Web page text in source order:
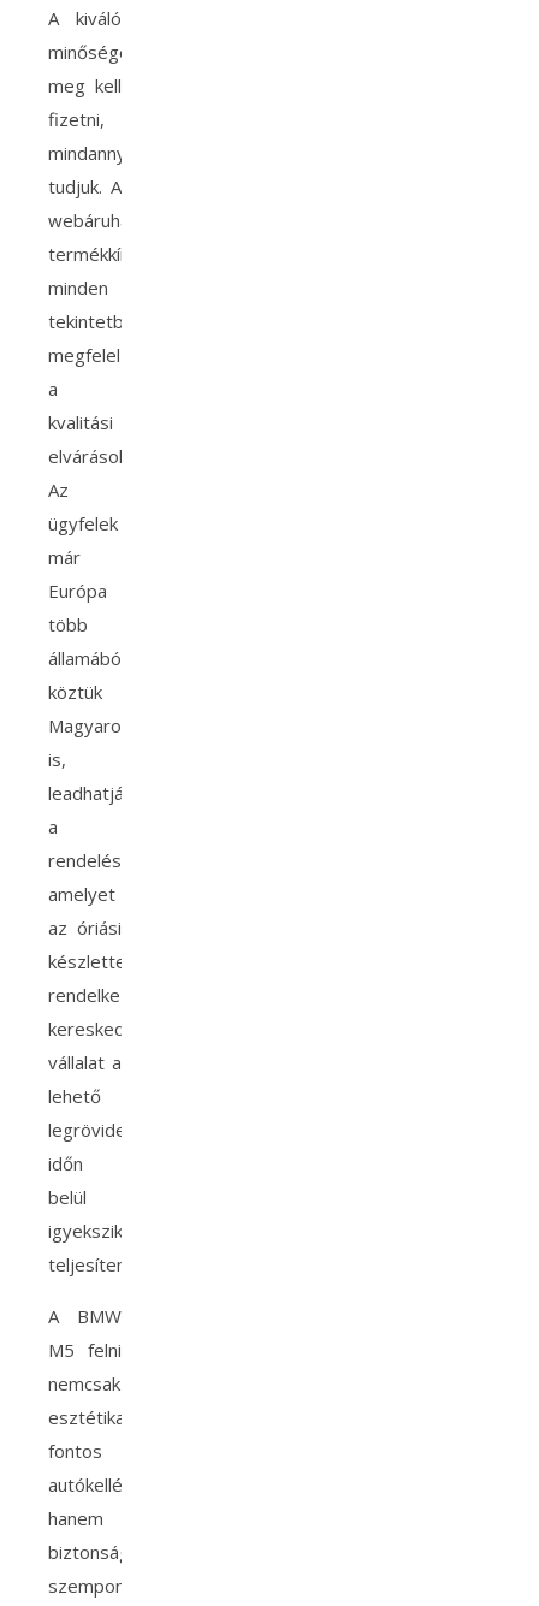
A kiváló
minőséget
meg kell
fizetni,
mindannyian
tudjuk. A
webáruház
termékkínálata
minden
tekintetben
megfelel
a
kvalitási
elvárásoknak.
Az
ügyfelek
már
Európa
több
államából,
köztük
Magyarországról
is,
leadhatják
a
rendelésüket,
amelyet
az óriási
készlettel
rendelkező
kereskedelmi
vállalat a
lehető
legrövidebb
időn
belül
igyekszik
teljesíteni.
A BMW
M5 felni
nemcsak
esztétikailag
fontos
autókellék,
hanem
biztonsági
szempontból